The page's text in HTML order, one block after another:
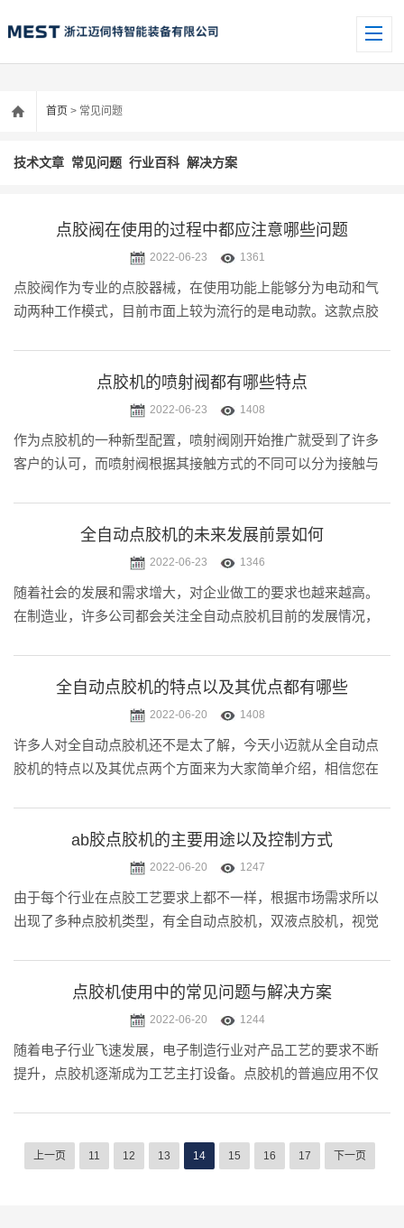
首页 > 常见问题
技术文章 常见问题 行业百科 解决方案
点胶阀在使用的过程中都应注意哪些问题
2022-06-23 1361
点胶阀作为专业的点胶器械，在使用功能上能够分为电动和气
动两种工作模式，目前市面上较为流行的是电动款。这款点胶
方便两者的转换，而这种转.....
点胶机的喷射阀都有哪些特点
2022-06-23 1408
作为点胶机的一种新型配置，喷射阀刚开始推广就受到了许多
客户的认可，而喷射阀根据其接触方式的不同可以分为接触与
哪些特点能够获得这么多的.....
全自动点胶机的未来发展前景如何
2022-06-23 1346
随着社会的发展和需求增大，对企业做工的要求也越来越高。
在制造业，许多公司都会关注全自动点胶机目前的发展情况，
已经有越来越多的企业投入.....
全自动点胶机的特点以及其优点都有哪些
2022-06-20 1408
许多人对全自动点胶机还不是太了解，今天小迈就从全自动点
胶机的特点以及其优点两个方面来为大家简单介绍，相信您在
ab胶点胶机的主要用途以及控制方式
2022-06-20 1247
由于每个行业在点胶工艺要求上都不一样，根据市场需求所以
出现了多种点胶机类型，有全自动点胶机，双液点胶机，视觉
不断提高，应用领域上逐渐.....
点胶机使用中的常见问题与解决方案
2022-06-20 1244
随着电子行业飞速发展，电子制造行业对产品工艺的要求不断
提升，点胶机逐渐成为工艺主打设备。点胶机的普遍应用不仅
产生磨损进而也会产生一定.....
上一页 11 12 13 14 15 16 17 下一页